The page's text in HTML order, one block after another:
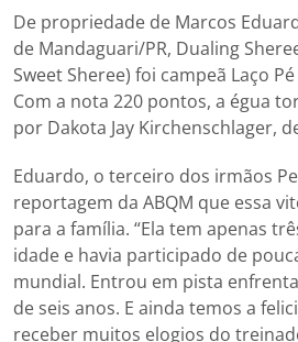
De propriedade de Marcos
de Mandaguari/PR, Dualing
Sweet Sheree) foi campeã Laço
Com a nota 220 pontos, a égua
por Dakota Jay Kirchenschlager,
Eduardo, o terceiro dos irmãos
reportagem da ABQM que essa
para a família. “Ela tem apenas
idade e havia participado de
mundial. Entrou em pista
de seis anos. E ainda temos a
receber muitos elogios do